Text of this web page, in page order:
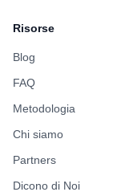
Risorse
Blog
FAQ
Metodologia
Chi siamo
Partners
Dicono di Noi